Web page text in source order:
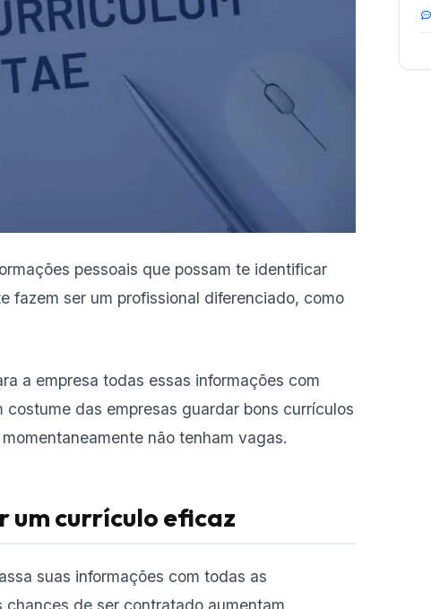
pessoais que possam te identificar
fazem ser um profissional diferenciado, como
a empresa todas essas informações com
costume das empresas guardar bons currículos
não tenham vagas.
um currículo eficaz
suas informações com todas as
de ser contratado aumentam